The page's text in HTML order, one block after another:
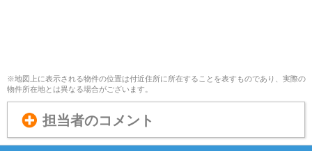
※地図上に表示される物件の位置は付近住所に所在することを表すものであり、実際の
物件所在地とは異なる場合がございます。
担当者のコメント